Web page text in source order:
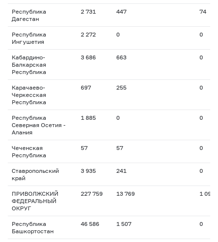
Республика
Дагестан
2 731 447 74
Республика
Ингушетия
2 272 0 0
Кабардино-
Балкарская
Республика
3 686 663 0
Карачаево-
Черкесская
Республика
697 255 0
Республика
Северная Осетия -
Алания
1 885 0 0
Чеченская
Республика
57 57 0
Ставропольский
край
3 935 241 0
ПРИВОЛЖСКИЙ
ФЕДЕРАЛЬНЫЙ
ОКРУГ
227 759 13 769 1 097
Республика
Башкортостан
46 586 1 507 0